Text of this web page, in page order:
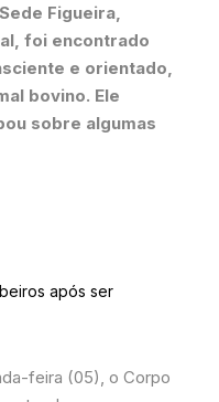
Figueira,
foi encontrado
e orientado,
bovino. Ele
sobre algumas
feira (05), o Corpo